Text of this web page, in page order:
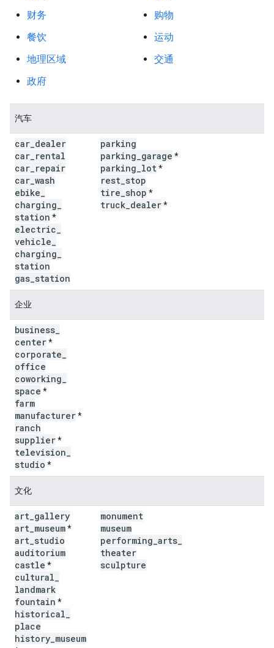
财务
餐饮
地理区域
政府
购物
运动
交通
汽车
car dealer
car rental
car repair
car wash
ebike
charging
station *
electric
vehicle
charging
station
gas station
parking
parking garage *
parking lot*
rest stop
tire shop *
truck dealer*
企业
business
center*
corporate
office
coworking
space *
farm
manufacturer*
ranch
supplier*
television
studio *
文化
art gallery
art museum*
art studio
auditorium
castle *
cultural
landmark
fountain *
historical
place
history museum
monument
museum
performing arts
theater
sculpture